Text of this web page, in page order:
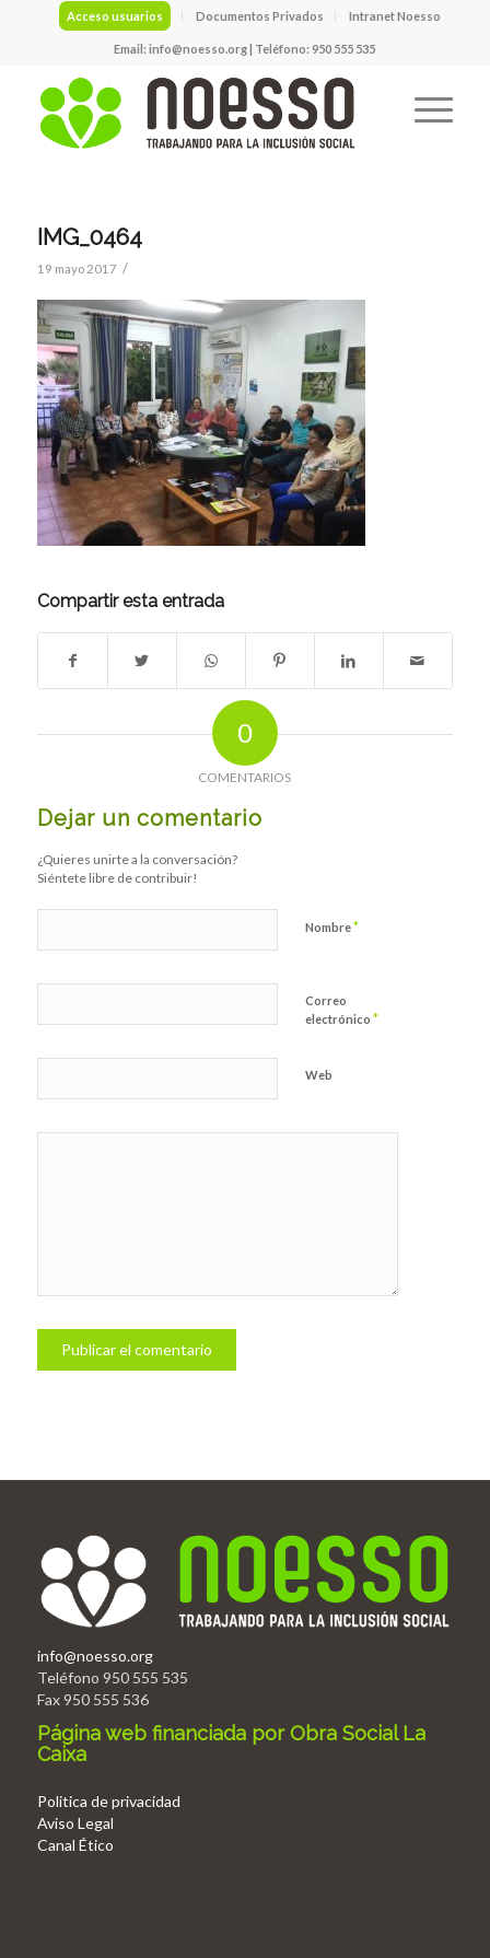
Acceso usuarios Documentos Privados Intranet Noesso
Email:info@noesso.org| Teléfono: 950 555 535
IMG_0464
19 mayo 2017 /
Compartir esta entrada
0
COMENTARIOS
Dejar un comentario
¿Quieres unirte a la conversación?
Siéntete libre de contribuir!
Nombre*
Correo
electrónico *
Web
info@noesso.org
Teléfono 950 555 535
Fax 950 555 536
Página web financiada por Obra Social La
Caixa
Politica de privacidad
Aviso Legal
Canal Ético